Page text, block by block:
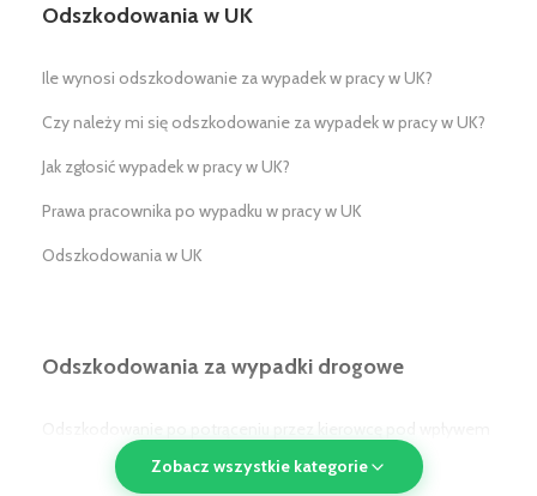
Odszkodowania w UK
Ile wynosi odszkodowanie za wypadek w pracy w UK?
Czy należy mi się odszkodowanie za wypadek w pracy w UK?
Jak zgłosić wypadek w pracy w UK?
Prawa pracownika po wypadku w pracy w UK
Odszkodowania w UK
Odszkodowania za wypadki drogowe
alkoholu/narkotyków w UKZobacz wszystkie kategorie